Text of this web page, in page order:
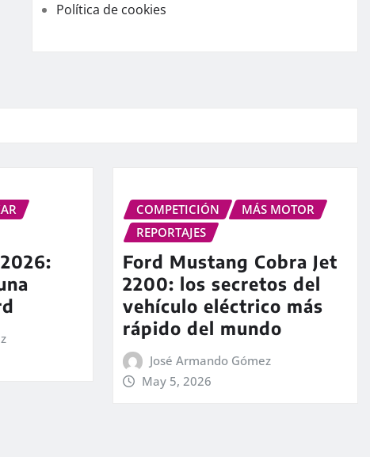
Política de cookies
COMPETICIÓN
MÁS MOTOR
REPORTAJES
Ford Mustang Cobra Jet
2200: los secretos del
vehículo eléctrico más
rápido del mundo
José Armando Gómez
May 5, 2026